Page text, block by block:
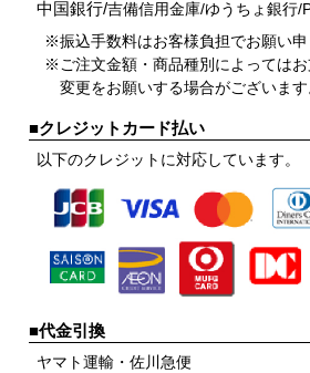
中国銀行/吉備信用金庫/ゆうちょ銀行/
※振込手数料はお客様負担でお願い申
※ご注文金額・商品種別によっては
変更をお願いする場合がございます
■クレジットカード払い
以下のクレジットに対応しています。
■代金引換
ヤマト運輸・佐川急便